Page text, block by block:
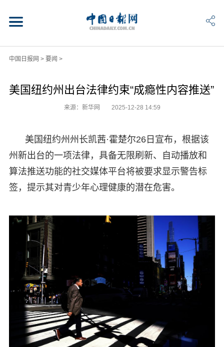
中国日报网 > 要闻 >
美国纽约州出台法律约束“成瘾性内容推送”
来源：新华网 2025-12-28 14:59
美国纽约州州长凯茜·霍楚尔26日宣布，根据该
州新出台的一项法律，具备无限刷新、自动播放和
算法推送功能的社交媒体平台将被要求显示警告标
签，提示其对青少年心理健康的潜在危害。